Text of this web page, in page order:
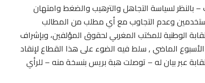
لسياسة التجاهل والترهيب والضغط وامتهان
وعدم التجاوب مع أي مطلب من المطالب
الوطنية للمكتب المغربي لحقوق المؤلفين، وبإشراف
الماضي , سلط فيه الضوء على هذا القطاع لإنقاد
عبر بيان له – توصلت هبة بريس بنسخة منه – للرأي